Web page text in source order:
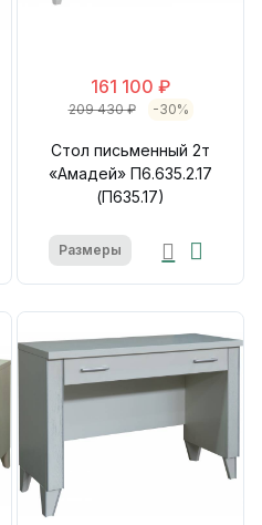
161 100 ₽
209 430 ₽ -30%
Стол письменный 2т
«Амадей» П6.635.2.17
(П635.17)
Размеры